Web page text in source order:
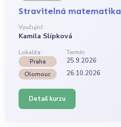
Stravitelná matematika
Vyučující:
Kamila Slípková
Lokalita:
Termín:
Praha
25.9.2026
Olomouc 26.10.2026
Detail kurzu